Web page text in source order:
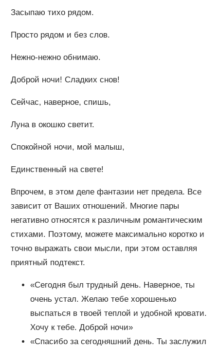
Засыпаю тихо рядом.
Просто рядом и без слов.
Нежно-нежно обнимаю.
Доброй ночи! Сладких снов!
Сейчас, наверное, спишь,
Луна в окошко светит.
Спокойной ночи, мой малыш,
Единственный на свете!
Впрочем, в этом деле фантазии нет предела. Все
зависит от Ваших отношений. Многие пары
негативно относятся к различным романтическим
стихами. Поэтому, можете максимально коротко и
точно выражать свои мысли, при этом оставляя
приятный подтекст.
«Сегодня был трудный день. Наверное, ты
очень устал. Желаю тебе хорошенько
выспаться в твоей теплой и удобной кровати.
Хочу к тебе. Доброй ночи»
«Спасибо за сегодняшний день. Ты заслужил